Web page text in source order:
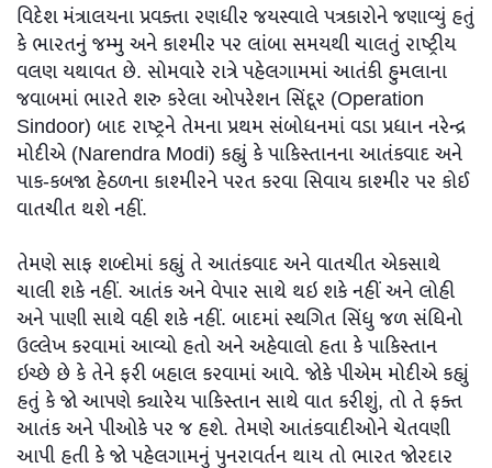
વિદેશ મંત્રાલયના પ્રવક્તા રણધીર જયસ્વાલે પત્રકારોને જણાવ્યું હતું
કે ભારતનું જમ્મુ અને કાશ્મીર પર લાંબા સમયથી ચાલતું રાષ્ટ્રીય
વલણ યથાવત છે. સોમવારે રાત્રે પહેલગામમાં આતંકી હુમલાના
જવાબમાં ભારતે શરુ કરેલા ઓપરેશન સિંદૂર (Operation
Sindoor) બાદ રાષ્ટ્રને તેમના પ્રથમ સંબોધનમાં વડા પ્રધાન નરેન્દ્ર
મોદીએ (Narendra Modi) કહ્યું કે પાકિસ્તાનના આતંકવાદ અને
પાક-કબજા હેઠળના કાશ્મીરને પરત કરવા સિવાય કાશ્મીર પર કોઈ
વાતચીત થશે નહીં.
તેમણે સાફ શબ્દોમાં કહ્યું તે આતંકવાદ અને વાતચીત એકસાથે
ચાલી શકે નહીં. આતંક અને વેપાર સાથે થઇ શકે નહીં અને લોહી
અને પાણી સાથે વહી શકે નહીં. બાદમાં સ્થગિત સિંધુ જળ સંધિનો
ઉલ્લેખ કરવામાં આવ્યો હતો અને અહેવાલો હતા કે પાકિસ્તાન
ઇચ્છે છે કે તેને ફરી બહાલ કરવામાં આવે. જોકે પીએમ મોદીએ કહ્યું
હતું કે જો આપણે ક્યારેય પાકિસ્તાન સાથે વાત કરીશું, તો તે ફક્ત
આતંક અને પીઓકે પર જ હશે. તેમણે આતંકવાદીઓને ચેતવણી
આપી હતી કે જો પહેલગામનું પુનરાવર્તન થાય તો ભારત જોરદાર